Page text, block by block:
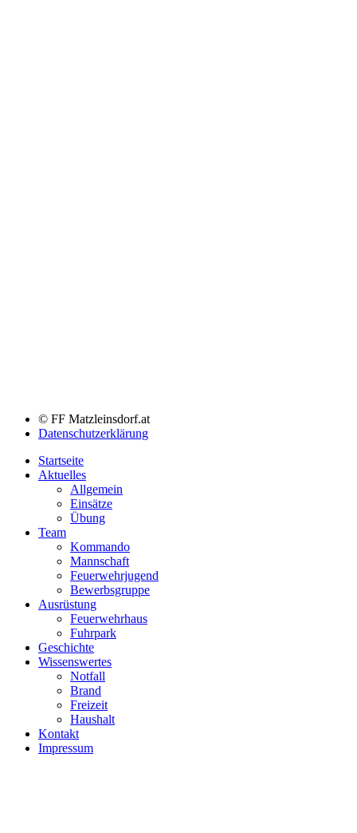
© FF Matzleinsdorf.at
Datenschutzerklärung
Startseite
Aktuelles
Allgemein
Einsätze
Übung
Team
Kommando
Mannschaft
Feuerwehrjugend
Bewerbsgruppe
Ausrüstung
Feuerwehrhaus
Fuhrpark
Geschichte
Wissenswertes
Notfall
Brand
Freizeit
Haushalt
Kontakt
Impressum